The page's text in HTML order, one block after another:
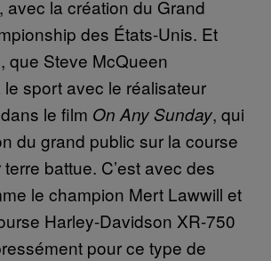
avec la création du Grand
des États-Unis. Et
que Steve McQueen
sport avec le réalisateur
le film On Any Sunday, qui
du grand public sur la course
battue. C’est avec des
le champion Mert Lawwill et
Harley-Davidson XR-750
pour ce type de